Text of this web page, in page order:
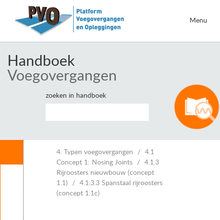
Menu
Handboek
Voegovergangen
zoeken in handboek
Leeswijzer
1. Inleiding voegovergangen
4. Typen voegovergangen
4.1
Concept 1: Nosing Joints
4.1.3
Rijroosters nieuwbouw (concept
1.1)
4.1.3.3 Spanstaal rijroosters
(concept 1.1c)